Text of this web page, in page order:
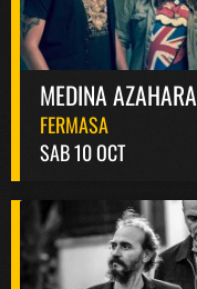
MEDINA AZAHARA
FERMASA
SAB 10 OCT